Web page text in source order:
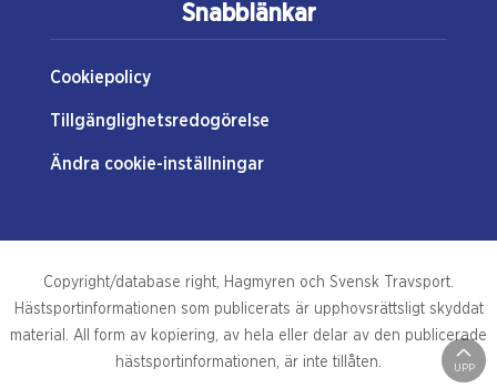
Snabblänkar
Cookiepolicy
Tillgänglighetsredogörelse
Ändra cookie-inställningar
UPP
Copyright/database right, Hagmyren och Svensk Travsport.
Hästsportinformationen som publicerats är upphovsrättsligt skyddat
material. All form av kopiering, av hela eller delar av den publicerade
hästsportinformationen, är inte tillåten.